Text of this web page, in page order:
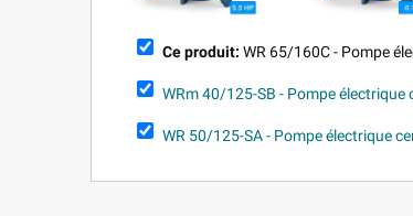
Ce produit: WR 65/160C - Pompe
WRm 40/125-SB - Pompe
WR 50/125-SA - Pompe électrique